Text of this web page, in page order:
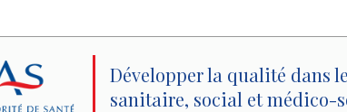
Développer la qualité dans
sanitaire, social et médico-